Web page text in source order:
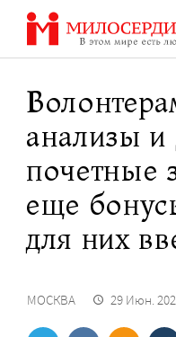
Перейти
содержанию
анализы и
почетные
еще
для них
МОСКВА 29 Июн.